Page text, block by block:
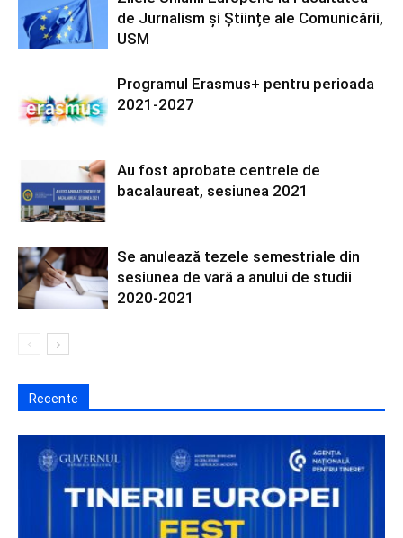
de Jurnalism și Științe ale Comunicării,
USM
Programul Erasmus+ pentru perioada
2021-2027
Au fost aprobate centrele de
bacalaureat, sesiunea 2021
Se anulează tezele semestriale din
sesiunea de vară a anului de studii
2020-2021
Recente